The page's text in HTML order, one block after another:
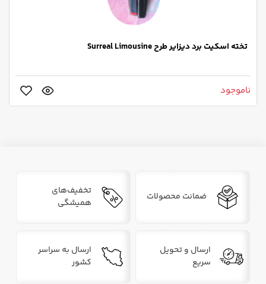
تخته اسکیت برد دیزایر طرح Surreal Limousine
ناموجود
ضمانت محصولات
تخفیف‌های
همیشگی
ارسال و تحویل
سریع
ارسال به سراسر
کشور